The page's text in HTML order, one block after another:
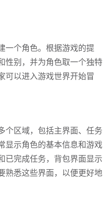
一个角色。根据游戏的提
性别，并为角色取一个独特
可以进入游戏世界开始冒
个区域，包括主界面、任务
显示角色的基本信息和游戏
已完成任务，背包界面显示
熟悉这些界面，以便更好地